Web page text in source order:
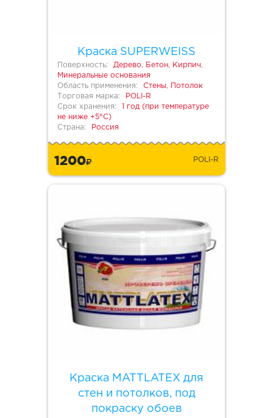
Краска SUPERWEISS
Поверхность:
Дерево, Бетон, Кирпич,
Минеральные основания
Область применения:
Стены, Потолок
Торговая марка:
POLI-R
Срок хранения:
1 год (при температуре
не ниже +5°С)
Страна:
Россия
1200 POLI-R
Краска MATTLATEX для
стен и потолков, под
покраску обоев